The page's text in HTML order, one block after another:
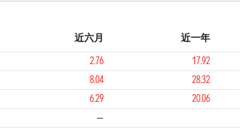
近六月 近一年
2.76 17.92
8.04 28.32
6.29 20.06
—
3 2